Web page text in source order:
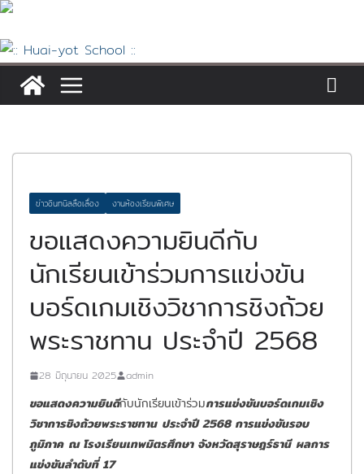
Skip
content
ข่าวอินทนิลลือเลื่อง งานห้องเรียนพิเศษ
ขอแสดงความยินดีกับ
นักเรียนเข้าร่วมการแข่งขัน
บอร์ดเกมเชิงวิชาการชิงถ้วย
พระราชทาน ประจำปี 2568
28 มิถุนายน 2025 admin
ขอแสดงความยินดีกับนักเรียนเข้าร่วมการแข่งขันบอร์ดเกมเชิง
วิชาการชิงถ้วยพระราชทาน ประจำปี 2568 การแข่งขันรอบ
ภูมิภาค ณ โรงเรียนเทพมิตรศึกษา จังหวัดสุราษฎร์ธานี ผลการ
แข่งขันลำดับที่ 17